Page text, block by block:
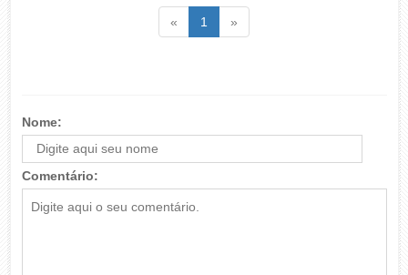
« Voltar1 (atual)
»
Nome:
Comentário: